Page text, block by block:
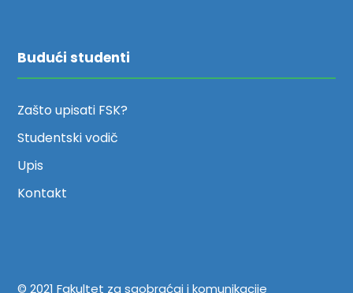
Budući studenti
Zašto upisati FSK?
Studentski vodič
Upis
Kontakt
© 2021 Fakultet za saobraćaj i komunikacije